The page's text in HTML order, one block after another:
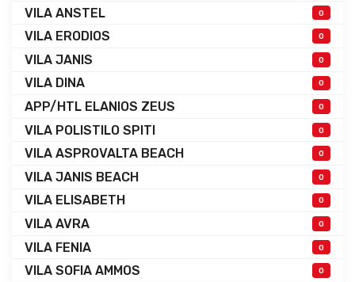
VILA ANSTEL 0
VILA ERODIOS 0
VILA JANIS 0
VILA DINA 0
APP/HTL ELANIOS ZEUS 0
VILA POLISTILO SPITI 0
VILA ASPROVALTA BEACH 0
VILA JANIS BEACH 0
VILA ELISABETH 0
VILA AVRA 0
VILA FENIA 0
VILA SOFIA AMMOS 0